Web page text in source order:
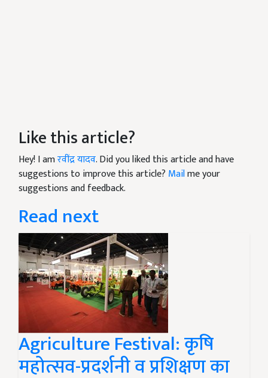
Like this article?
Hey! I amरवींद्र यादव. Did you liked this article and have
suggestions to improve this article? Mailme your
suggestions and feedback.
Read next
Agriculture Festival: कृषि
महोत्सव-प्रदर्शनी व प्रशिक्षण का